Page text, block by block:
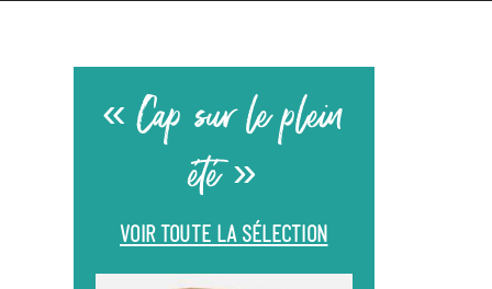
« Cap sur le plein
été »
VOIR TOUTE LA SÉLECTION